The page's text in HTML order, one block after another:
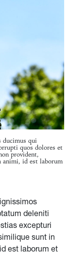
ducimus qui
quos dolores et
provident,
id est laborum
deleniti
excepturi
sunt in
est laborum et